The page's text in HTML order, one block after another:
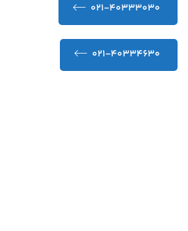
021-40333030
021-40334630